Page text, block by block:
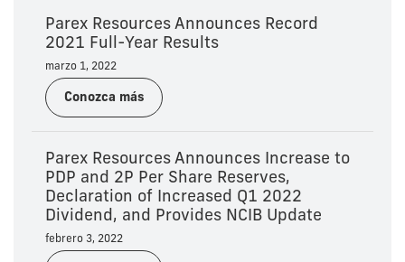
Parex Resources Announces Record
2021 Full-Year Results
marzo 1, 2022
Conozca más
Parex Resources Announces Increase to
PDP and 2P Per Share Reserves,
Declaration of Increased Q1 2022
Dividend, and Provides NCIB Update
febrero 3, 2022